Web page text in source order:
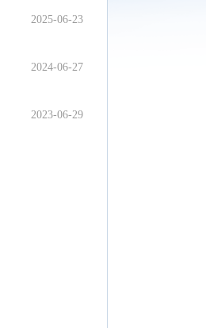
2025-06-23
2024-06-27
2023-06-29